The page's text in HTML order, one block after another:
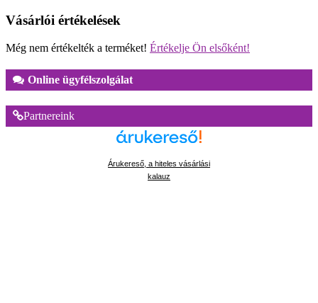
Vásárlói értékelések
Még nem értékelték a terméket! Értékelje Ön elsőként!
Online ügyfélszolgálat
Partnereink
Árukereső, a hiteles vásárlási
kalauz